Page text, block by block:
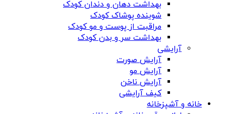
بهداشت دهان و دندان کودک
شوینده پوشاک کودک
مراقبت از پوست و مو کودک
بهداشت سر و بدن کودک
آرایشی
آرایش صورت
آرایش مو
آرایش ناخن
کیف آرایشی
خانه و آشپزخانه